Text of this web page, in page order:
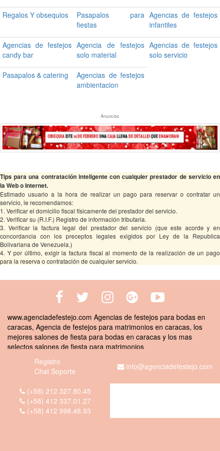
Regalos Y obsequios
Pasapalos para
fiestas
Agencias de festejos
infantiles
Agencias de festejos
candy bar
Agencia de festejos
solo material
Agencias de festejos
solo servicio
Pasapalos & catering
Agencias de festejos
ambientacion
Anuncios
Tips para una contratación inteligente con cualquier prestador de servicio en
la Web o Internet.
Estimado usuario a la hora de realizar un pago para reservar o contratar un
servicio, le recomendamos:
1. Verificar el domicilio fiscal físicamente del prestador del servicio.
2. Verificar su (R.I.F.) Registro de información tributaria.
3. Verificar la factura legal del prestador del servicio (que este acorde y en
concordancia con los preceptos legales exigidos por Ley de la Republica
Bolivariana de Venezuela.)
4. Y por último, exigir la factura fiscal al momento de la realización de un pago
para la reserva o contratación de cualquier servicio.
www.agenciadefestejo.com Agencias de festejos para bodas en
caracas, Agencia de festejos para matrimonios en caracas, los
mejores salones de fiesta para bodas en caracas y los mas
selectos salones de fiesta para matrimonios
Registro
Chat Soporte
info@agenciadefestejo.com
(+58) 212 327.80.45
(+58) 412 337.01.27
(+58) 412 998.48.93